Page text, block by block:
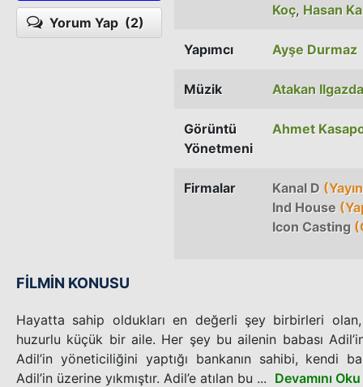
Yorum Yap (2)
Koç, Hasan
Yapımcı Ayşe Durmaz
Müzik Atakan
Görüntü
Yönetmeni
Ahmet
Firmalar Kanal D
Ind House
Icon Casting
FİLMİN KONUSU
Hayatta sahip oldukları en değerli şey birbirleri
huzurlu küçük bir aile. Her şey bu ailenin babası
Adil’in yöneticiliğini yaptığı bankanın sahibi, kendi
Adil’in üzerine yıkmıştır. Adil’e atılan bu ... Devamını Oku